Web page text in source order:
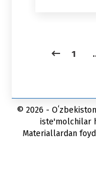
1
© 2026 -
iste'molchilar
Materiallardan